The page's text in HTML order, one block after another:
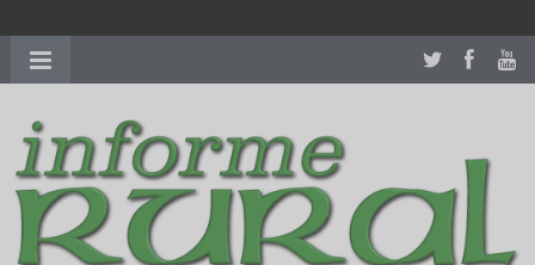
richardmillereplica
women.patekphilippe.tofor sale in usa recognized command with
dining room table ceremony. welcome to our
perfectwatches.is
shop. best youngsexdoll.comwith professional customer
services. 1: 1 design high
https://reallydiamond.com/